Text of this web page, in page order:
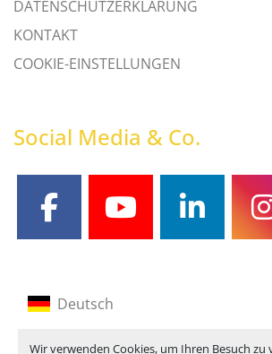
Wir verwenden Cookies, um Ihren Besuch zu
DATENSCHUTZERKLÄRUNG
KONTAKT
COOKIE-EINSTELLUNGEN
Social Media & Co.
facebookyoutube
Deutsch
Englisch